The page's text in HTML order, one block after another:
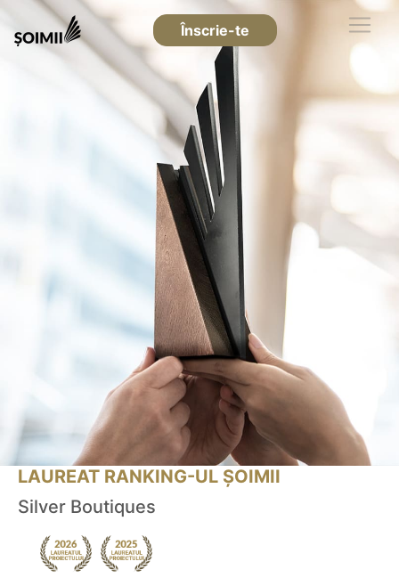
Înscrie-te
LAUREAT RANKING-UL ȘOIMII
Silver Boutiques